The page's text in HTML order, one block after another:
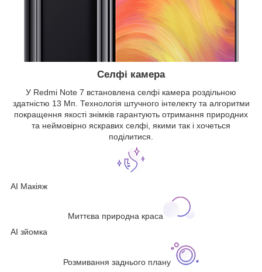
Селфі камера
У Redmi Note 7 встановлена ​​селфі камера роздільною
здатністю 13 Мп. Технологія штучного інтелекту та алгоритми
покращення якості знімків гарантують отримання природних
та неймовірно яскравих селфі, якими так і хочеться
поділитися.
AI Макіяж
Миттєва природна краса
АІ зйомка
Розмивання заднього плану